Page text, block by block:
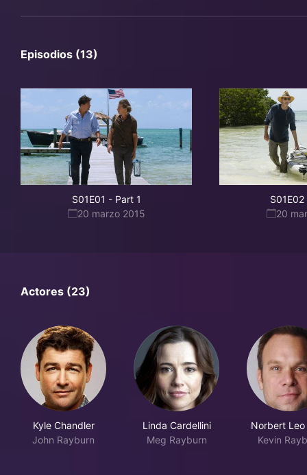
Episodios (13)
S01E01 - Part 1
20 marzo 2015
S01E02
20
Actores (23)
Kyle Chandler
John Rayburn
Linda Cardellini
Meg Rayburn
Norbert
Kevin